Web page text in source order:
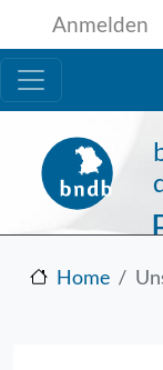
Direkt zum Inhalt
Anmelden
Home